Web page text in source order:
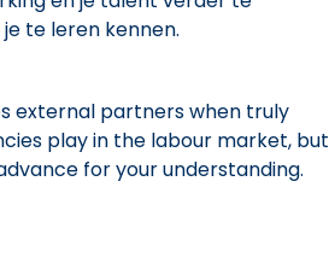
te leren kennen.
external partners when truly
play in the labour market, but
for your understanding.